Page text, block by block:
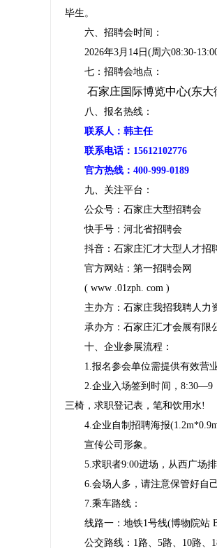
毕生。
六、招聘会时间：
2026年3月14日(周六08:30-
七：招聘会地点：
石家庄国际博览中心(东
八、报名热线：
联系人：韩主任
联系电话：15612102776
官方热线：400-999-0189
九、关注平台：
公众号：石家庄大型招聘会
快手号：河北省招聘会
抖音：石家庄汇才大型人才招
官方网站：第一招聘会网
( www .01zph. com )
主办方：石家庄我招我聘人力
承办方：石家庄汇才会展有限
十、企业参展流程：
1.报名参会单位需提供有效营业
2.企业入场签到时间，8:30—9：
三椅，求职登记表，笔和饮用水!
4.企业自制招聘海报
宣传公司形象。
5.求职者9:00进场，从西广场排
6.会场人多，请注意保管好自己
7.乘车路线：
线路一：地铁1号线(博物院站 B
公交路线：1路、5路、10路、18